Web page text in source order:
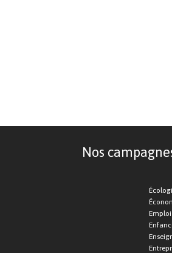
Nos
Emploi